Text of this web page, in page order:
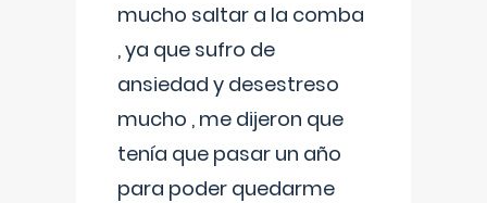
mucho saltar a la comba
, ya que sufro de
ansiedad y desestreso
mucho , me dijeron que
tenía que pasar un año
para poder quedarme